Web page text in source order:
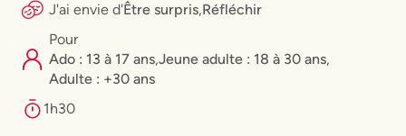
J'ai envie d'Être surpris,Réfléchir
Pour
Ado : 13 à 17 ans,⁠Jeune adulte : 18 à 30 ans,
Adulte : +30 ans
1h30